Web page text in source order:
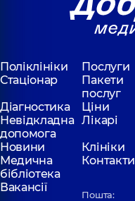
Поліклініки
Послуги
Стаціонар
Пакети
послуг
Діагностика
Ціни
Невідкладна
допомога
Лікарі
Новини
Клініки
Медична
бібліотека
Контакти
Вакансії
Пошта: